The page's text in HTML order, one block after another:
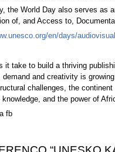
the World Day also serves as
of, and Access to,
en/days/
it take to build a thriving
demand and creativity is
challenges, the
and the power of
fb